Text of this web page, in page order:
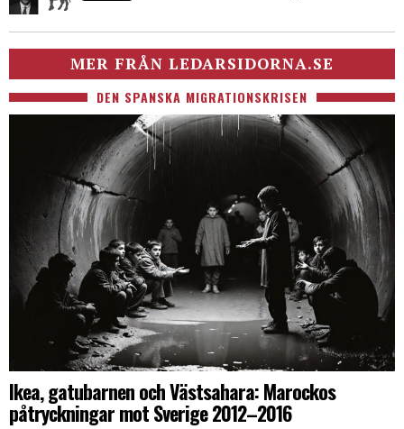
MER FRÅN LEDARSIDORNA.SE
DEN SPANSKA MIGRATIONSKRISEN
Ikea, gatubarnen och Västsahara: Marockos
påtryckningar mot Sverige 2012–2016